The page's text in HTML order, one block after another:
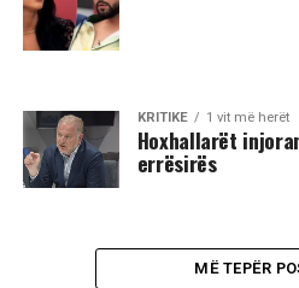
KRITIKE 1 vit më herët
Hoxhallarët
errësirës
MË TEPËR